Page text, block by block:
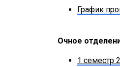
График
Очное
1 семестр